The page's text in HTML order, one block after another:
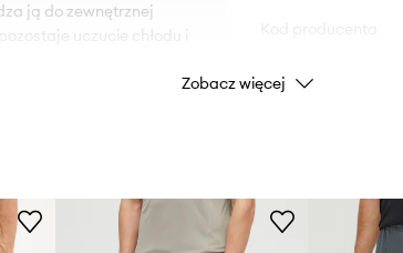
ją do zewnętrznej
uczucie chłodu i
Kolor
Producent
Zobacz więcej